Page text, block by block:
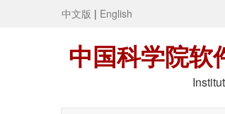
中文版 | English
中国科学院软